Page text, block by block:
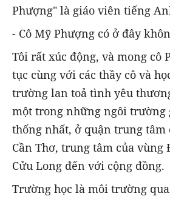
Phượng" là giáo viên tiếng
- Cô Mỹ Phượng có ở đây
Tôi rất xúc động, và mong cô
tục cùng với các thầy cô và
trường lan toả tình yêu
một trong những ngôi trường
thống nhất, ở quận trung tâm
Cần Thơ, trung tâm của vùng
Cửu Long đến với cộng đồng.
Trường học là môi trường